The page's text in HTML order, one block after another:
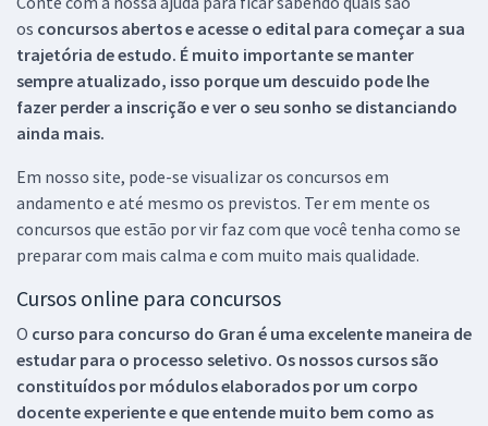
os concursos abertos e acesse o edital para começar a sua
trajetória de estudo. É muito importante se manter
sempre atualizado, isso porque um descuido pode lhe
fazer perder a inscrição e ver o seu sonho se distanciando
ainda mais.
Em nosso site, pode-se visualizar os concursos em
andamento e até mesmo os previstos. Ter em mente os
concursos que estão por vir faz com que você tenha como se
preparar com mais calma e com muito mais qualidade.
Cursos online para concursos
O curso para concurso do Gran é uma excelente maneira de
estudar para o processo seletivo. Os nossos cursos são
constituídos por módulos elaborados por um corpo
docente experiente e que entende muito bem como as